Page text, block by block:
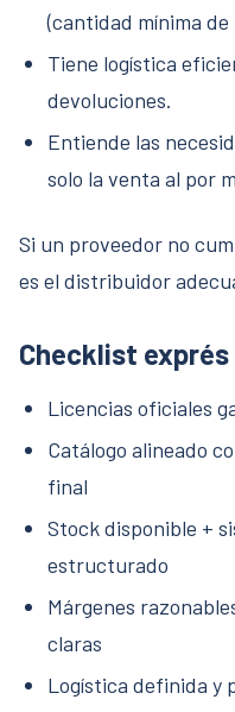
(cantidad mínima
Tiene logística
devoluciones.
Entiende las
solo la venta al por
Si un proveedor no
es el distribuidor
Checklist exprés
Licencias oficiales
Catálogo alineado
final
Stock disponible +
estructurado
Márgenes
claras
Logística definida y